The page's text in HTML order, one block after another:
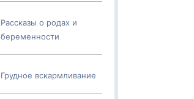
Рассказы о родах и
беременности
Грудное вскармливание